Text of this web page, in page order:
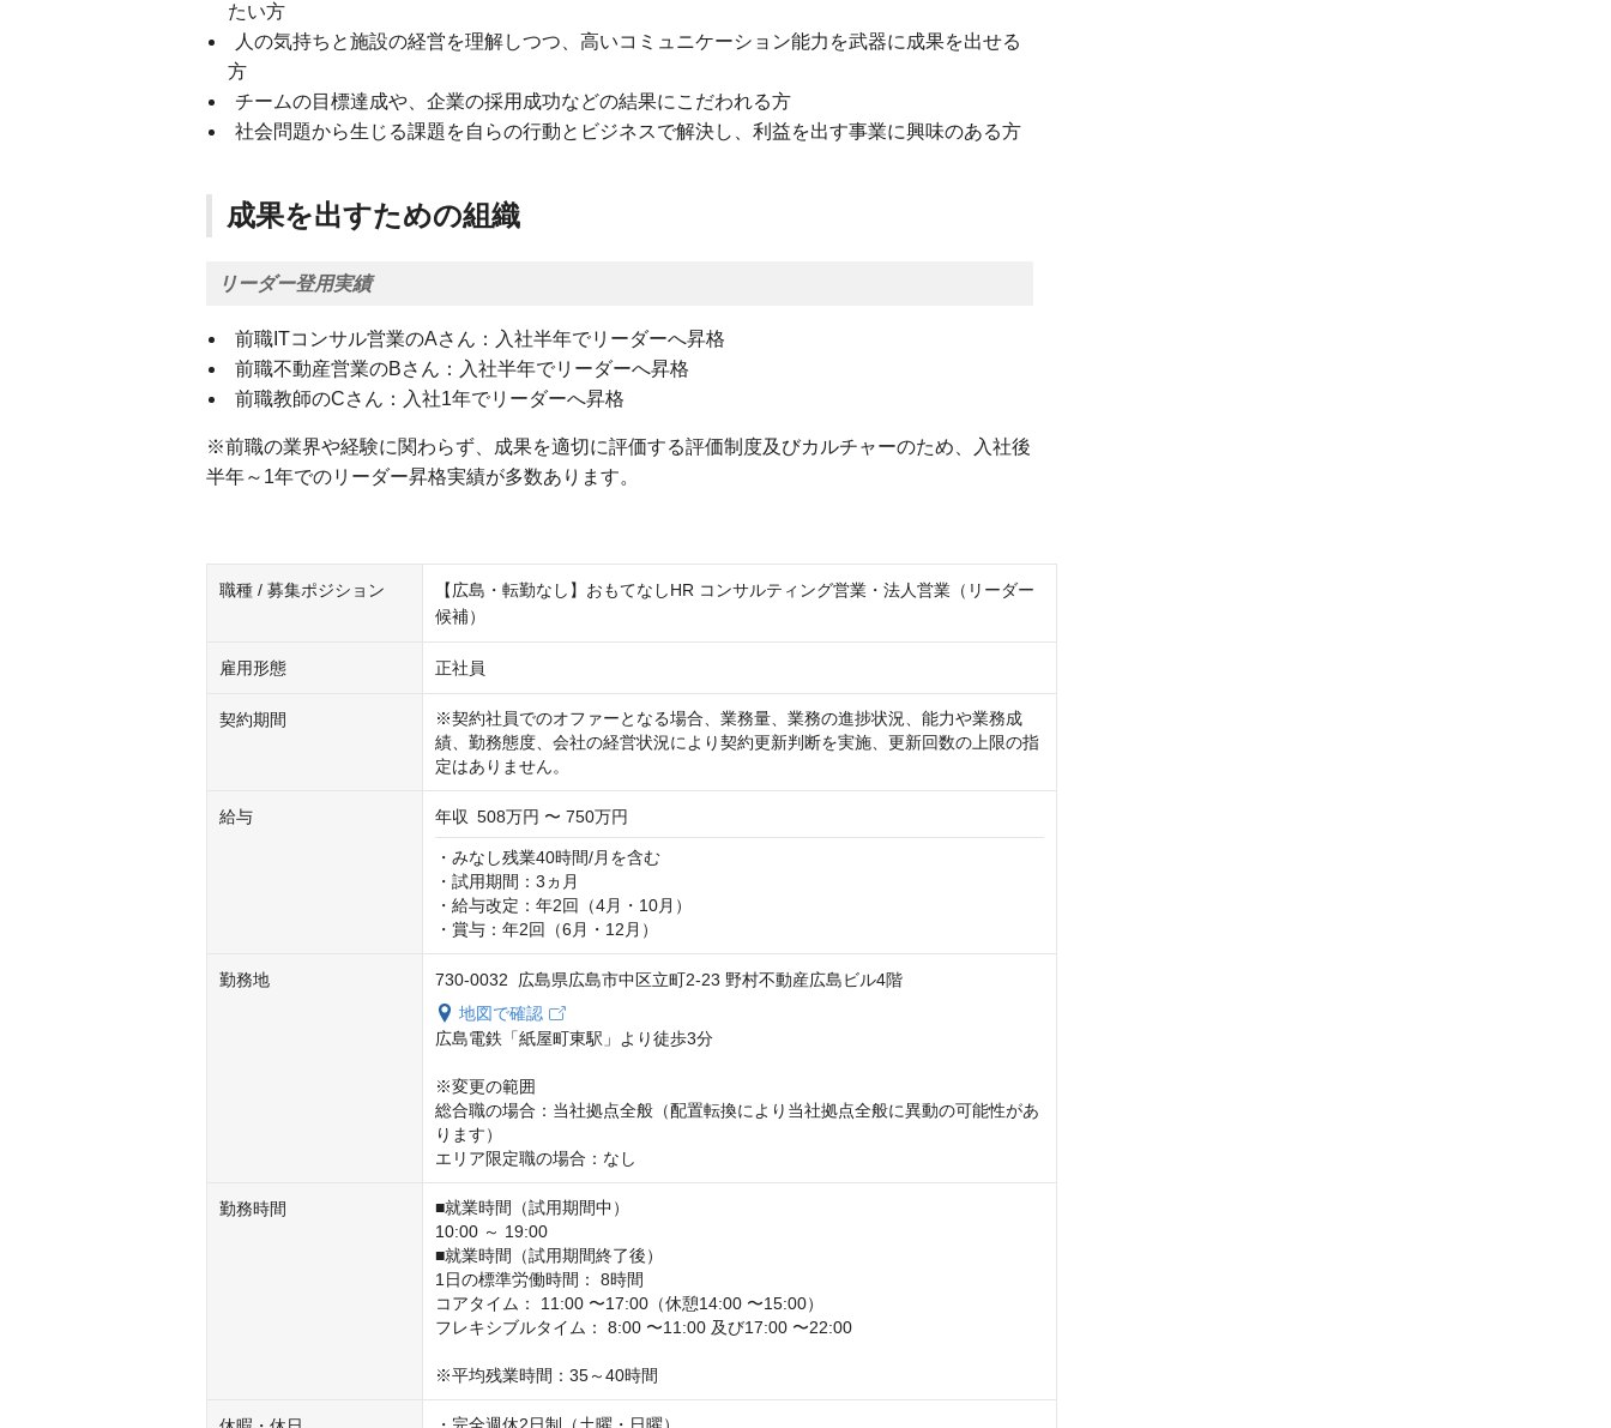
たい方
人の気持ちと施設の経営を理解しつつ、高いコミュニケーション能力を武器に成果を出せる
方
チームの目標達成や、企業の採用成功などの結果にこだわれる方
社会問題から生じる課題を自らの行動とビジネスで解決し、利益を出す事業に興味のある方
成果を出すための組織
リーダー登用実績
前職ITコンサル営業のAさん：入社半年でリーダーへ昇格
前職不動産営業のBさん：入社半年でリーダーへ昇格
前職教師のCさん：入社1年でリーダーへ昇格
※前職の業界や経験に関わらず、成果を適切に評価する評価制度及びカルチャーのため、入社後
半年～1年でのリーダー昇格実績が多数あります。
職種 / 募集ポジション
【広島・転勤なし】おもてなしHR コンサルティング営業・法人営業（リーダー
候補）
雇用形態 正社員
契約期間
※契約社員でのオファーとなる場合、業務量、業務の進捗状況、能力や業務成
績、勤務態度、会社の経営状況により契約更新判断を実施、更新回数の上限の指
定はありません。
給与 年収 508万円 〜 750万円
・みなし残業40時間/月を含む
・試用期間：3ヵ月
・給与改定：年2回（4月・10月）
・賞与：年2回（6月・12月）
勤務地
730-0032 広島県広島市中区立町2-23 野村不動産広島ビル4階
地図で確認
広島電鉄「紙屋町東駅」より徒歩3分
※変更の範囲
総合職の場合：当社拠点全般（配置転換により当社拠点全般に異動の可能性があ
ります）
エリア限定職の場合：なし
勤務時間
■就業時間（試用期間中）
10:00 ～ 19:00
■就業時間（試用期間終了後）
1日の標準労働時間： 8時間
コアタイム： 11:00 〜17:00（休憩14:00 〜15:00）
フレキシブルタイム： 8:00 〜11:00 及び17:00 〜22:00
※平均残業時間：35～40時間